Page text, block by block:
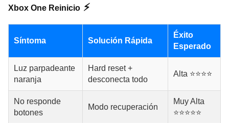
Xbox One Reinicio ⚡
Síntoma Solución Rápida
Éxito
Esperado
Luz parpadeante
naranja
Hard reset +
desconecta todo
Alta ⭐⭐⭐⭐
No responde
botones
Modo recuperación
Muy Alta
⭐⭐⭐⭐⭐